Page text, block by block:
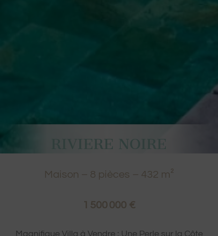
RIVIERE NOIRE
Maison – 8 pièces – 432 m²
1 500 000 €
Magnifique Villa à Vendre : Une Perle sur la Côte